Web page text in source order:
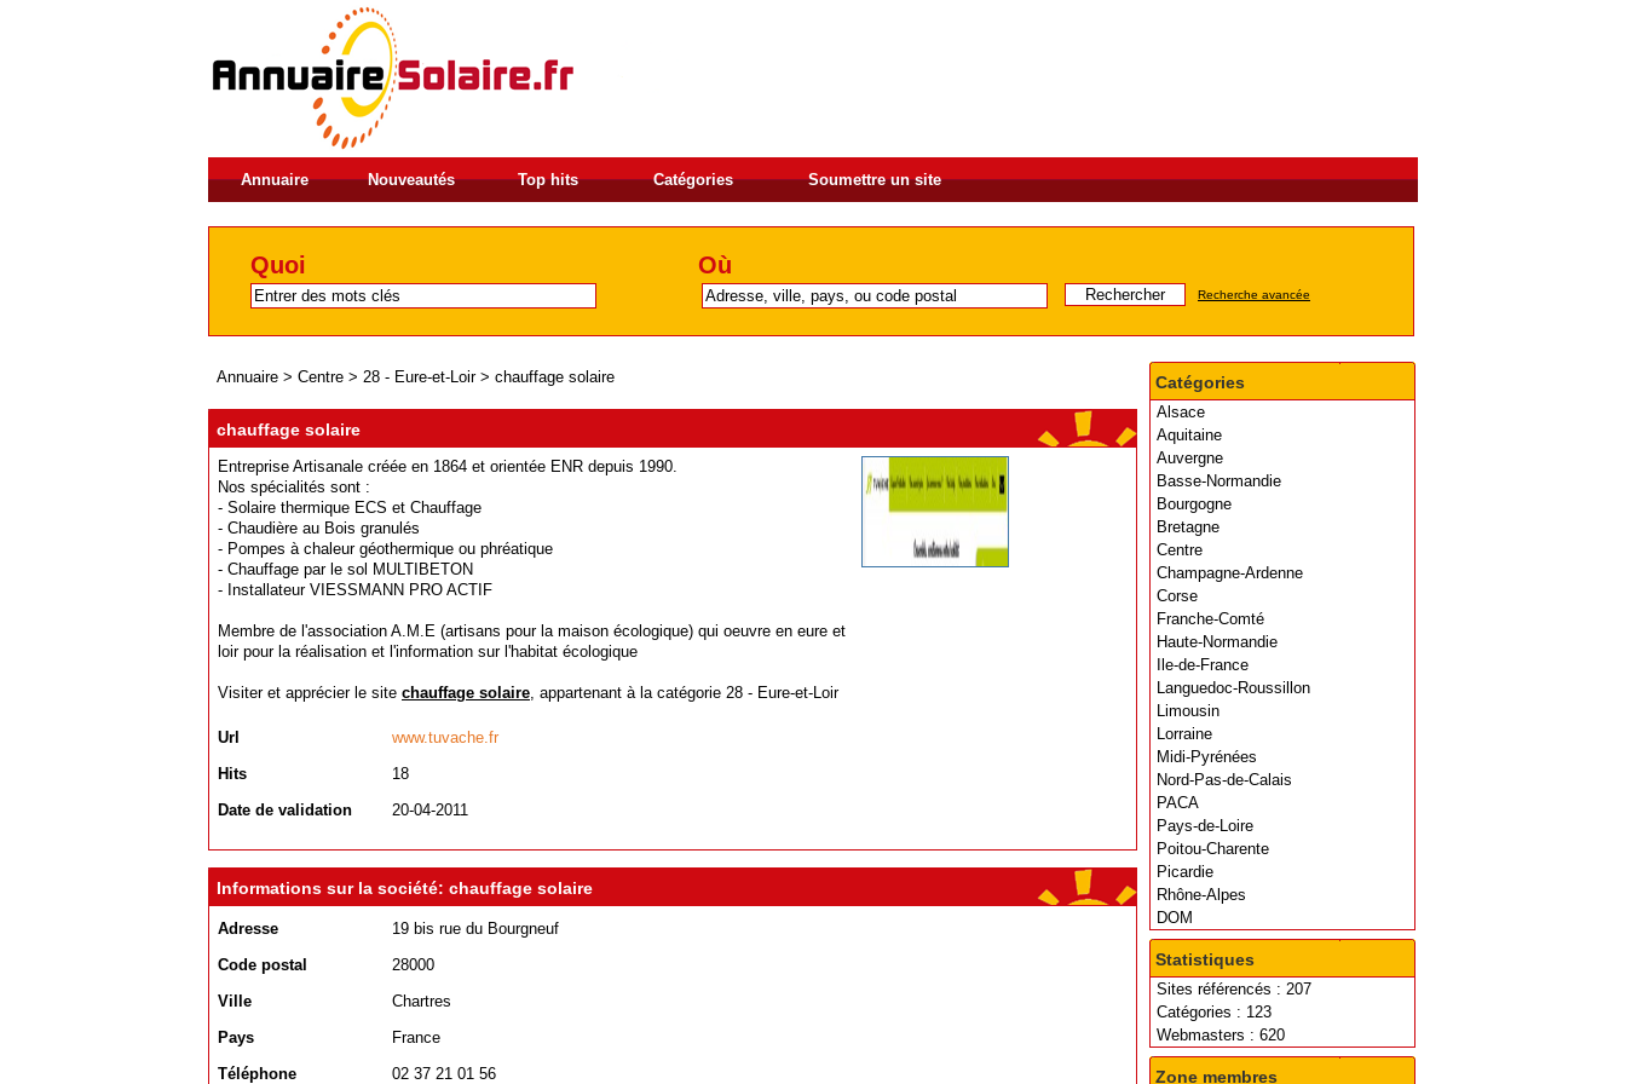
Annuaire Nouveautés Top hits Catégories Soumettre un site
Quoi Où
Recherche avancée
Catégories
Alsace
Aquitaine
Auvergne
Basse-Normandie
Bourgogne
Bretagne
Centre
Champagne-Ardenne
Corse
Franche-Comté
Haute-Normandie
Ile-de-France
Languedoc-Roussillon
Limousin
Lorraine
Midi-Pyrénées
Nord-Pas-de-Calais
PACA
Pays-de-Loire
Poitou-Charente
Picardie
Rhône-Alpes
DOM
Statistiques
Sites référencés : 207
Catégories : 123
Webmasters : 620
Zone membres
Annuaire > Centre > 28 - Eure-et-Loir> chauffage solaire
chauffage solaire
Entreprise Artisanale créée en 1864 et orientée ENR depuis 1990.
Nos spécialités sont :
- Solaire thermique ECS et Chauffage
- Chaudière au Bois granulés
- Pompes à chaleur géothermique ou phréatique
- Chauffage par le sol MULTIBETON
- Installateur VIESSMANN PRO ACTIF
Membre de l'association A.M.E (artisans pour la maison écologique) qui oeuvre en eure et
loir pour la réalisation et l'information sur l'habitat écologique
Visiter et apprécier le site chauffage solaire, appartenant à la catégorie 28 - Eure-et-Loir
Url
www.tuvache.fr
Hits
18
Date de validation
20-04-2011
Informations sur la société: chauffage solaire
Adresse
19 bis rue du Bourgneuf
Code postal
28000
Ville
Chartres
Pays
France
Téléphone
02 37 21 01 56